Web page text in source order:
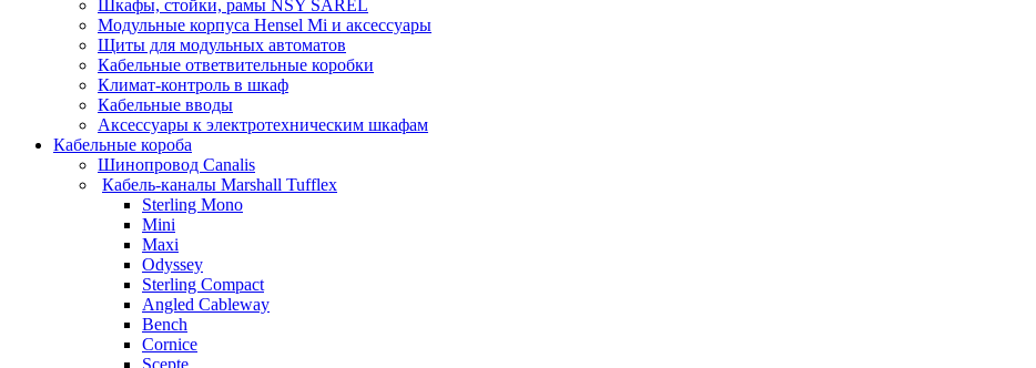
Шкафы, стойки, рамы NSY SAREL
Модульные корпуса Hensel Mi и аксессуары
Щиты для модульных автоматов
Кабельные ответвительные коробки
Климат-контроль в шкаф
Кабельные вводы
Аксессуары к электротехническим шкафам
Кабельные короба
Шинопровод Canalis
Кабель-каналы Marshall Tufflex
Sterling Mono
Mini
Maxi
Odyssey
Sterling Compact
Angled Cableway
Bench
Cornice
Scepte